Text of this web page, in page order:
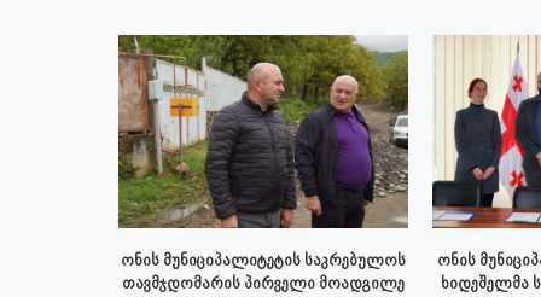
ონის მუნიციპალიტეტის საკრებულოს
თავმჯდომარის პირველი მოადგილე
ონის
ხიდეშელმა